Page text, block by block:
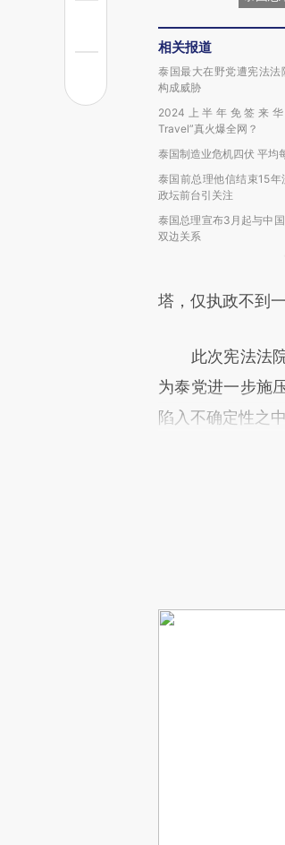
相关报道
泰国最大在野党遭宪法
构成威胁
2024上半年免签来华
Travel”真火爆全网？
泰国制造业危机四伏 平均
泰国前总理他信结束15
政坛前台引关注
泰国总理宣布3月起与中
双边关系
塔，仅执政不到
此次宪法法院
为泰党进一步施
陷入不确定性之中